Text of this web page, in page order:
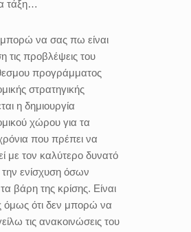
τάξη…
να σας πω είναι
τις προβλέψεις του
προγράμματος
στρατηγικής
η δημιουργία
χώρου για τα
που πρέπει να
με τον καλύτερο δυνατό
την ενίσχυση όσων
βάρη της κρίσης. Είναι
όμως ότι δεν μπορώ να
τις ανακοινώσεις του